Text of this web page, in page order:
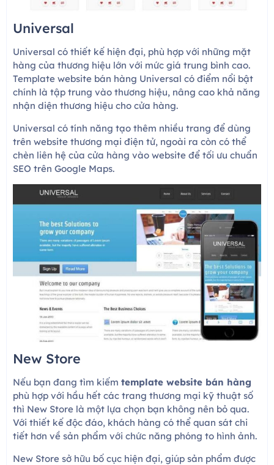
Universal
Universal có thiết kế hiện đại, phù hợp với những mặt
hàng của thương hiệu lớn với mức giá trung bình cao.
Template website bán hàng Universal có điểm nổi bật
chính là tập trung vào thương hiệu, nâng cao khả năng
nhận diện thương hiệu cho cửa hàng.
Universal có tính năng tạo thêm nhiều trang để dùng
trên website thương mại điện tử, ngoài ra còn có thể
chèn liên hệ của cửa hàng vào website để tối ưu chuẩn
SEO trên Google Maps.
New Store
Nếu bạn đang tìm kiếm template website bán hàng
phù hợp với hầu hết các trang thương mại kỹ thuật số
thì New Store là một lựa chọn bạn không nên bỏ qua.
Với thiết kế độc đáo, khách hàng có thể quan sát chi
tiết hơn về sản phẩm với chức năng phóng to hình ảnh.
New Store sở hữu bố cục hiện đại, giúp sản phẩm được